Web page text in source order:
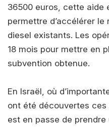
36500 euros, cette aide
permettre d’accélérer
diesel existants. Les
18 mois pour mettre en
subvention obtenue.
En Israël, où
ont été découvertes ces
est en passe de